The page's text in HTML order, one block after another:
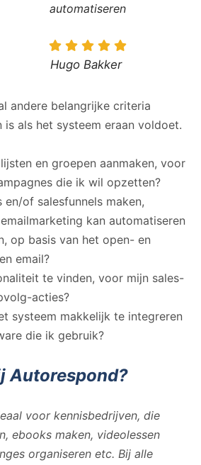
automatiseren
Hugo Bakker
andere belangrijke criteria
is als het systeem eraan voldoet.
en groepen aanmaken, voor
die ik wil opzetten?
of salesfunnels maken,
kan automatiseren
op basis van het open- en
email?
te vinden, voor mijn sales-
acties?
systeem makkelijk te integreren
die ik gebruik?
Autorespond?
voor kennisbedrijven, die
ebooks maken, videolessen
organiseren etc. Bij alle